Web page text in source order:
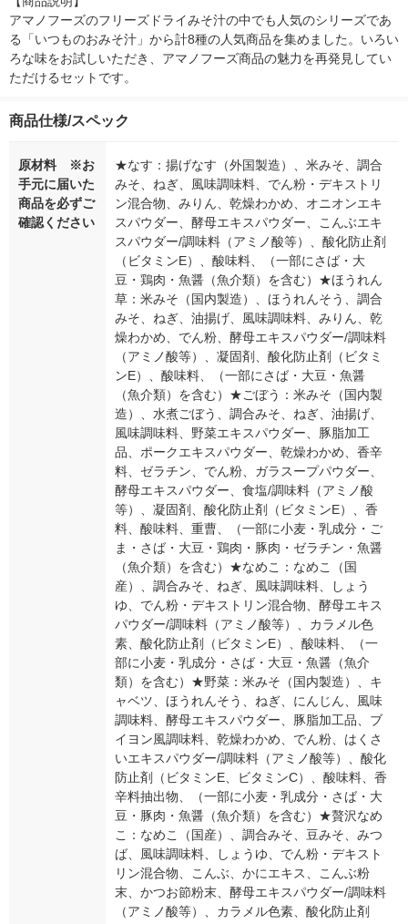
アマノフーズのフリーズドライみそ汁の中でも人気のシリーズであ
る「いつものおみそ汁」から計8種の人気商品を集めました。いろい
ろな味をお試しいただき、アマノフーズ商品の魅力を再発見してい
ただけるセットです。
商品仕様/スペック
原材料 ※お
手元に届いた
商品を必ずご
確認ください
★なす：揚げなす（外国製造）、米みそ、調合
みそ、ねぎ、風味調味料、でん粉・デキストリ
ン混合物、みりん、乾燥わかめ、オニオンエキ
スパウダー、酵母エキスパウダー、こんぶエキ
スパウダー/調味料（アミノ酸等）、酸化防止剤
（ビタミンE）、酸味料、（一部にさば・大
豆・鶏肉・魚醤（魚介類）を含む）★ほうれん
草：米みそ（国内製造）、ほうれんそう、調合
みそ、ねぎ、油揚げ、風味調味料、みりん、乾
燥わかめ、でん粉、酵母エキスパウダー/調味料
（アミノ酸等）、凝固剤、酸化防止剤（ビタミ
ンE）、酸味料、（一部にさば・大豆・魚醤
（魚介類）を含む）★ごぼう：米みそ（国内製
造）、水煮ごぼう、調合みそ、ねぎ、油揚げ、
風味調味料、野菜エキスパウダー、豚脂加工
品、ポークエキスパウダー、乾燥わかめ、香辛
料、ゼラチン、でん粉、ガラスープパウダー、
酵母エキスパウダー、食塩/調味料（アミノ酸
等）、凝固剤、酸化防止剤（ビタミンE）、香
料、酸味料、重曹、（一部に小麦・乳成分・ご
ま・さば・大豆・鶏肉・豚肉・ゼラチン・魚醤
（魚介類）を含む）★なめこ：なめこ（国
産）、調合みそ、ねぎ、風味調味料、しょう
ゆ、でん粉・デキストリン混合物、酵母エキス
パウダー/調味料（アミノ酸等）、カラメル色
素、酸化防止剤（ビタミンE）、酸味料、（一
部に小麦・乳成分・さば・大豆・魚醤（魚介
類）を含む）★野菜：米みそ（国内製造）、キ
ャベツ、ほうれんそう、ねぎ、にんじん、風味
調味料、酵母エキスパウダー、豚脂加工品、ブ
イヨン風調味料、乾燥わかめ、でん粉、はくさ
いエキスパウダー/調味料（アミノ酸等）、酸化
防止剤（ビタミンE、ビタミンC）、酸味料、香
辛料抽出物、（一部に小麦・乳成分・さば・大
豆・豚肉・魚醤（魚介類）を含む）★贅沢なめ
こ：なめこ（国産）、調合みそ、豆みそ、みつ
ば、風味調味料、しょうゆ、でん粉・デキスト
リン混合物、こんぶ、かにエキス、こんぶ粉
末、かつお節粉末、酵母エキスパウダー/調味料
（アミノ酸等）、カラメル色素、酸化防止剤